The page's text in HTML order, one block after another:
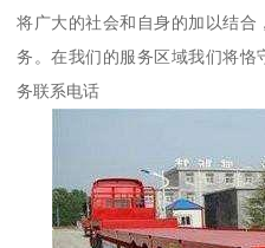
将广大的社会和自身的加以结合
务。在我们的服务区域我们将恪
务联系电话